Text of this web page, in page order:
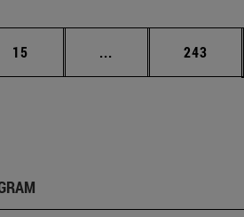
Página
15 ... Páginas Página
243